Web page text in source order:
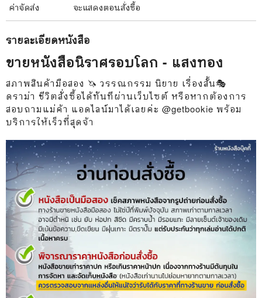
ค่าจัดส่ง จะแสดงตอนสั่งซื้อ
รายละเอียดหนังสือ
ขายหนังสือนิราศรอบโลก - แสงทอง
สภาพสินค้ามือสอง 🦄 วรรณกรรม นิยาย เรื่องสั้น🎭
ดราม่า ชีวิตสั่งซื้อได้ทันทีผ่านเว็บไซต์ หรือหากต้องการ
สอบถามแม่ค้า แอดไลน์มาได้เลยค่ะ @getbookie พร้อม
บริการให้เร็วที่สุดจ้า